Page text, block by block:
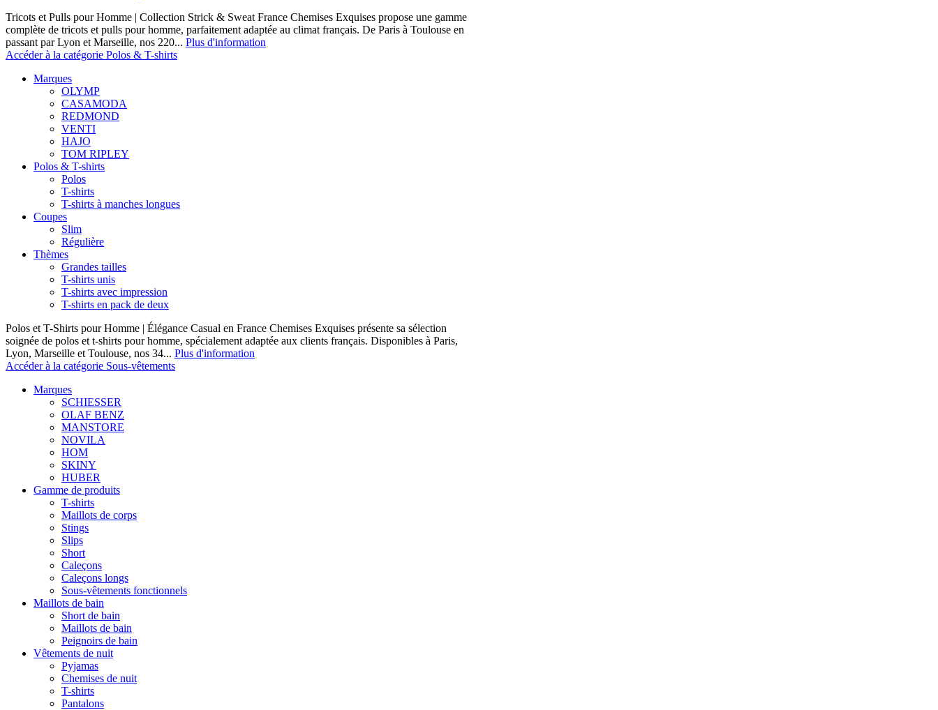
Tricots et Pulls pour Homme | Collection Strick & Sweat France Chemises Exquises propose une gamme
complète de tricots et pulls pour homme, parfaitement adaptée au climat français. De Paris à Toulouse en
passant par Lyon et Marseille, nos 220... Plus d'information
Accéder à la catégorie Polos & T-shirts
Marques
OLYMP
CASAMODA
REDMOND
VENTI
HAJO
TOM RIPLEY
Polos & T-shirts
Polos
T-shirts
T-shirts à manches longues
Coupes
Slim
Régulière
Thèmes
Grandes tailles
T-shirts unis
T-shirts avec impression
T-shirts en pack de deux
Polos et T-Shirts pour Homme | Élégance Casual en France Chemises Exquises présente sa sélection
soignée de polos et t-shirts pour homme, spécialement adaptée aux clients français. Disponibles à Paris,
Lyon, Marseille et Toulouse, nos 34... Plus d'information
Accéder à la catégorie Sous-vêtements
Marques
SCHIESSER
OLAF BENZ
MANSTORE
NOVILA
HOM
SKINY
HUBER
Gamme de produits
T-shirts
Maillots de corps
Stings
Slips
Short
Caleçons
Caleçons longs
Sous-vêtements fonctionnels
Maillots de bain
Short de bain
Maillots de bain
Peignoirs de bain
Vêtements de nuit
Pyjamas
Chemises de nuit
T-shirts
Pantalons